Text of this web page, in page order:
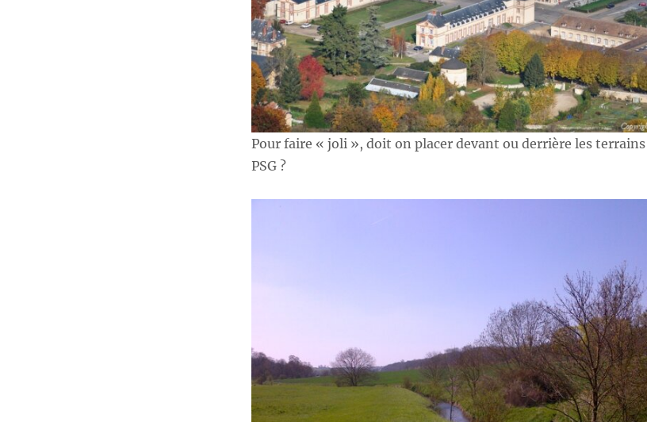
Pour faire « joli », doit on placer devant ou derrière les
PSG ?